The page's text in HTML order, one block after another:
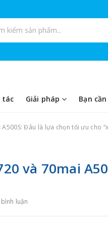
sản phẩm
tác Giải pháp Bạn
Đâu là lựa chọn tối ưu cho
và 70mai
luận